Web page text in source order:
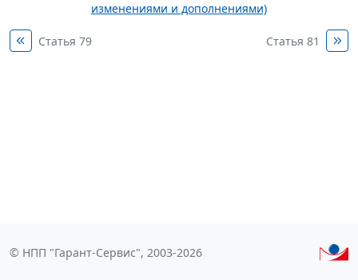
изменениями и дополнениями)
Статья 79 Статья 81
© НПП "Гарант-Сервис", 2003-2026